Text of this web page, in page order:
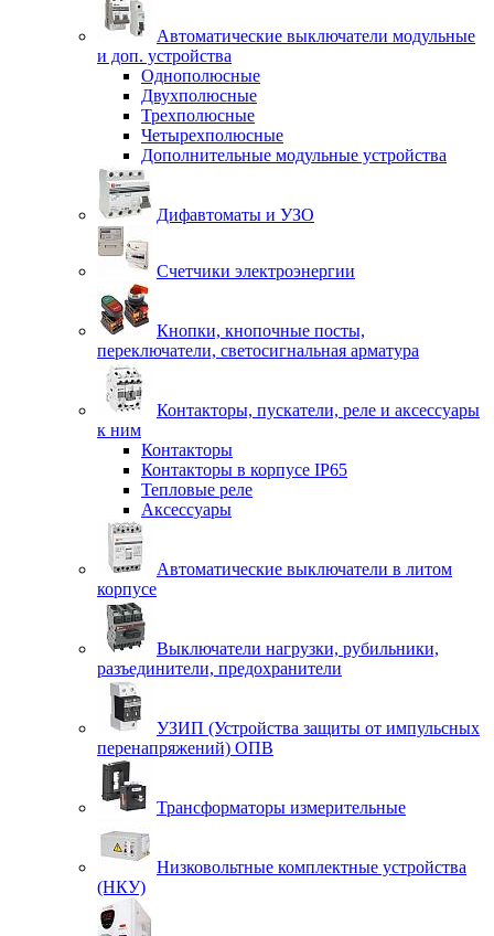
Автоматические выключатели модульные
и доп. устройства
Однополюсные
Двухполюсные
Трехполюсные
Четырехполюсные
Дополнительные модульные устройства
Дифавтоматы и УЗО
Счетчики электроэнергии
Кнопки, кнопочные посты,
переключатели, светосигнальная арматура
Контакторы, пускатели, реле и аксессуары
к ним
Контакторы
Контакторы в корпусе IP65
Тепловые реле
Аксессуары
Автоматические выключатели в литом
корпусе
Выключатели нагрузки, рубильники,
разъединители, предохранители
УЗИП (Устройства защиты от импульсных
перенапряжений) ОПВ
Трансформаторы измерительные
Низковольтные комплектные устройства
(НКУ)